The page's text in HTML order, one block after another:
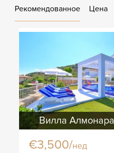
Рекомендованное
Цена
Вилла Алмонара
€3,500/нед